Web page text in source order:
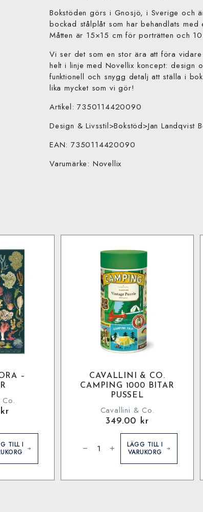
Bokstöden görs i Gnosjö, i Sverige och
bockad stålplåt som har behandlats
Måtten är 15×15 cm för porträtten och
Vi ser det som en stor ära att föra
helt i linje med Novellix koncept: design
funktionell och snygg detalj att ställa i
lika mycket som vi gör!
Artikel: 7350114420090
Design & Livsstil>Bokstöd>Jan Landqvist
EAN: 7350114420090
Varumärke: Novellix
–
kr
TILL I
CAVALLINI & CO.
CAMPING 1000 BITAR
PUSSEL
Cavallini & Co.
349.00 kr
Co.
pussel
LÄGG TILL I
VARUKORG